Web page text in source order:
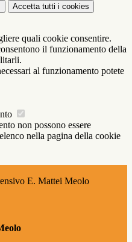
Accetta tutti i cookies
quali cookie consentire.
il funzionamento della
al funzionamento potete
non possono essere
nella pagina della cookie
E. Mattei Meolo